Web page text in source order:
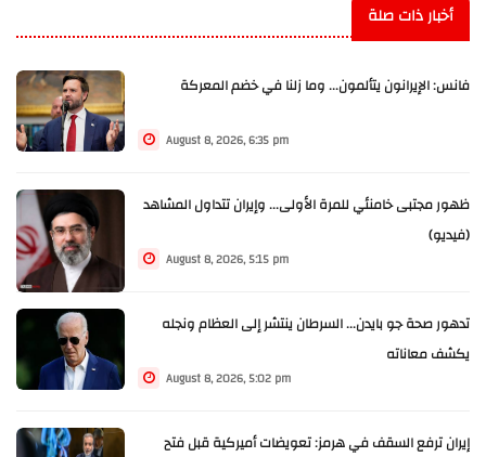
أخبار ذات صلة
فانس: الإيرانون يتألمون... وما زلنا في خضم المعركة
August 8, 2026, 6:35 pm
ظهور مجتبى خامنئي للمرة الأولى... وإيران تتداول المشاهد
(فيديو)
August 8, 2026, 5:15 pm
تدهور صحة جو بايدن... السرطان ينتشر إلى العظام ونجله
يكشف معاناته
August 8, 2026, 5:02 pm
إيران ترفع السقف في هرمز: تعويضات أميركية قبل فتح